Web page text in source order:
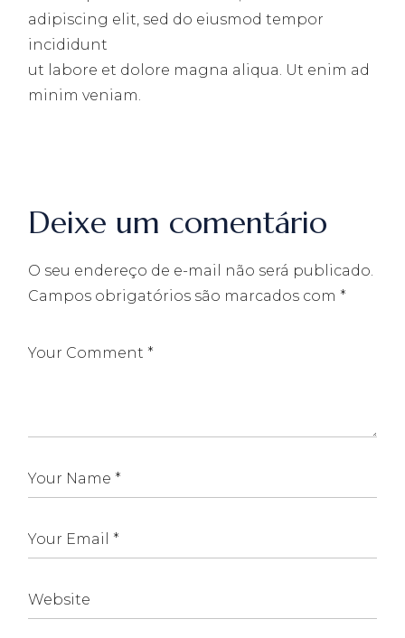
adipiscing elit, sed do eiusmod tempor
incididunt
ut labore et dolore magna aliqua. Ut enim ad
minim veniam.
Deixe um comentário
O seu endereço de e-mail não será publicado.
Campos obrigatórios são marcados com *